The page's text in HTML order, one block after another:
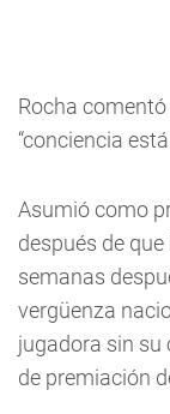
Rocha
“conciencia
Asumió como
después de
semanas
vergüenza
jugadora sin su
de premiación